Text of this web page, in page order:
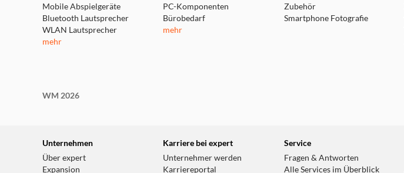
Mobile Abspielgeräte
Bluetooth Lautsprecher
WLAN Lautsprecher
mehr
PC-Komponenten
Bürobedarf
mehr
Zubehör
Smartphone Fotografie
WM 2026
Unternehmen
Über expert
Expansion
Karriere bei expert
Unternehmer werden
Karriereportal
Service
Fragen & Antworten
Alle Services im Überblick